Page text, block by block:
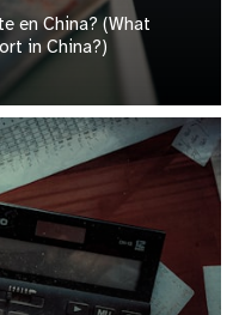
en China? (What
in China?)